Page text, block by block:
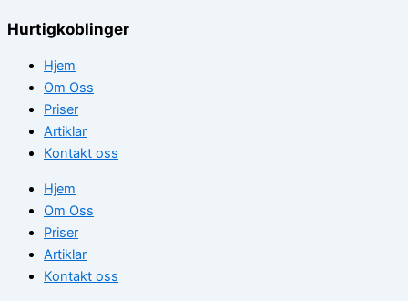
Hurtigkoblinger
Hjem
Om Oss
Priser
Artiklar
Kontakt oss
Hjem
Om Oss
Priser
Artiklar
Kontakt oss